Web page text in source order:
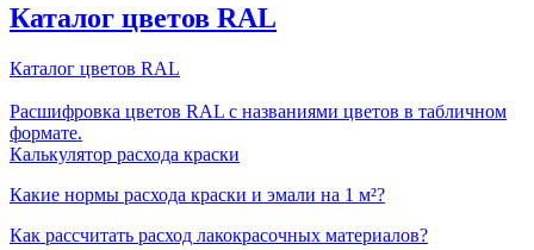
Каталог цветов RAL
Каталог цветов RAL
Расшифровка цветов RAL с названиями цветов в табличном
формате.
Калькулятор расхода краски
Какие нормы расхода краски и эмали на 1 м²?
Как рассчитать расход лакокрасочных материалов?